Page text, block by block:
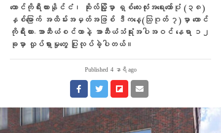
တောင်ကိုရီးယားနိုင်ငံ၊ ဆိုးလ်မြို့မှာ ရှစ်လေးလုံးအရေးတော်ပုံ (၃၈)
နှစ်မြောက် အထိမ်းအမှတ်အဖြစ် ဒီကနေ့(သြဂုတ် ၇)မှာ တောင်
ကိုရီးယား-အာဆီယံစင်တာနဲ့ အာဆီယံသံရုံးအပါအဝင် နေရာ ၁၂
ခုမှာ လှုပ်ရှားမှုတွေ ပြုလုပ်ခဲ့ပါတယ်။
Published 4 နာရီ ago